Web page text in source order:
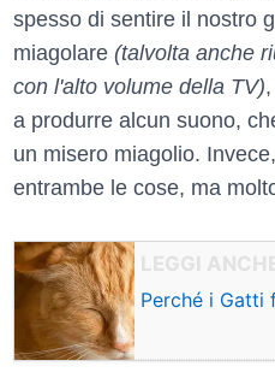
spesso di sentire il nostro
miagolare (talvolta anche
con l'alto volume della TV)
a produrre alcun suono,
un misero miagolio.
entrambe le cose, ma
Perché i Gatti